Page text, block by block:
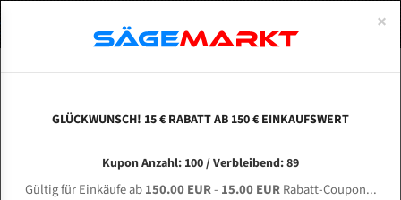
Bandsägeblätter für Berg & schmid
ABOUTS
ENGLISH
Bi-Metall Meterware
×
GLÜCKWUNSCH! 15 € RABATT AB 150 € EINKAUFSWERT
Kupon Anzahl: 100 / Verbleibend: 89
Gültig für Einkäufe ab150.00 EUR- 15.00 EURRabatt-Coupon...